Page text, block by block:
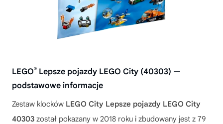
LEGO® Lepsze pojazdy LEGO City (40303) —
podstawowe informacje
Zestaw klocków LEGO City Lepsze pojazdy LEGO City
40303 został pokazany w 2018 roku i zbudowany jest z 79